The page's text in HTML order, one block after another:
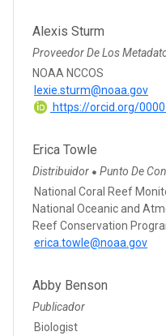
Alexis Sturm
Proveedor De Los
NOAA NCCOS
lexie.sturm@noaa.gov
https://orcid.org/
Erica Towle
Distribuidor ● Punto De
National Coral Reef
National Oceanic and
Reef Conservation
erica.towle@noaa.gov
Abby Benson
Publicador
Biologist